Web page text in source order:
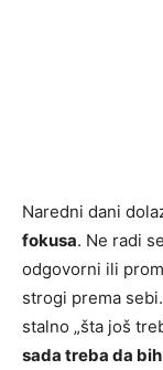
Naredni dani
fokusa. Ne radi
odgovorni ili
strogi prema
stalno „šta još
sada treba da